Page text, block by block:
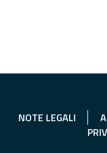
NOTE LEGALI